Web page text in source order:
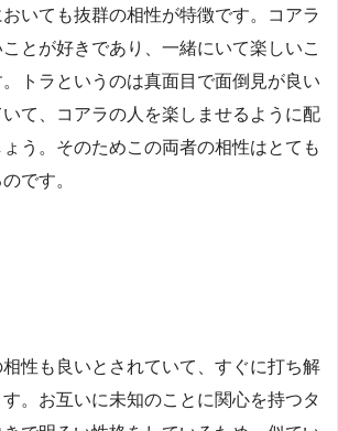
いても抜群の相性が特徴です。コアラ
とが好きであり、一緒にいて楽しいこ
トラというのは真面目で面倒見が良い
て、コアラの人を楽しませるように配
う。そのためこの両者の相性はとても
です。
性も良いとされていて、すぐに打ち解
。お互いに未知のことに関心を持つタ